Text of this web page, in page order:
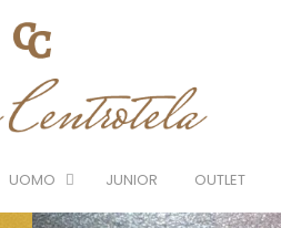
UOMO JUNIOR OUTLET